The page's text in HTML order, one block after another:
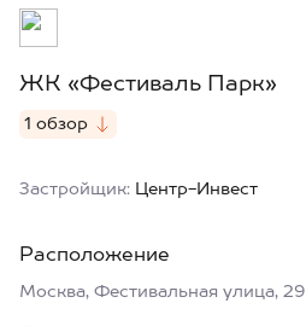
ЖК «Фестиваль Парк»
1 обзор
Застройщик: Центр-Инвест
Расположение
Москва, Фестивальная улица, 29